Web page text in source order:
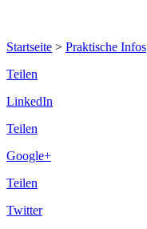
Startseite > Praktische Infos
Teilen
LinkedIn
Teilen
Google+
Teilen
Twitter